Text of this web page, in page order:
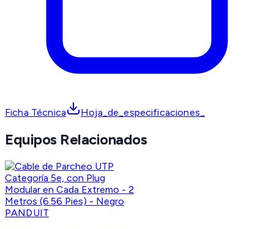
Ficha Técnica Hoja_de_especificaciones_
Equipos Relacionados
PANDUIT